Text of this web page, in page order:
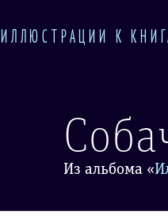
ИЛЛЮСТРАЦИИ К
Из альбома «